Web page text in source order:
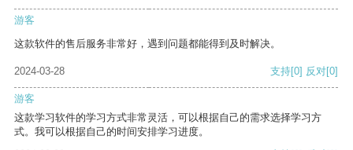
游客
这款软件的售后服务非常好，遇到问题都能得到及时解决。
2024-03-28 支持[0] 反对[0]
游客
这款学习软件的学习方式非常灵活，可以根据自己的需求选择学习方
式。我可以根据自己的时间安排学习进度。